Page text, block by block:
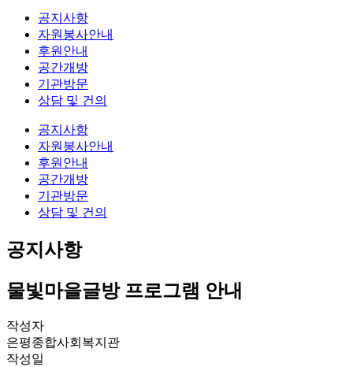
공지사항
자원봉사안내
후원안내
공간개방
기관방문
상담 및 건의
공지사항
자원봉사안내
후원안내
공간개방
기관방문
상담 및 건의
공지사항
물빛마을글방 프로그램 안내
작성자
은평종합사회복지관
작성일